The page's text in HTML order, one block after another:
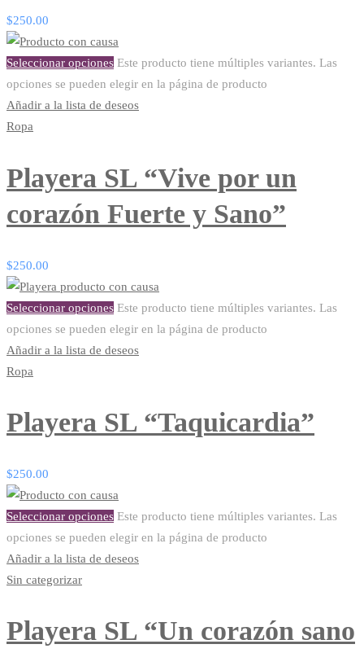
$250.00
Seleccionar opciones Este producto tiene múltiples variantes. Las
opciones se pueden elegir en la página de producto
Añadir a la lista de deseos
Ropa
Playera SL “Vive por un
corazón Fuerte y Sano”
$250.00
Seleccionar opciones Este producto tiene múltiples variantes. Las
opciones se pueden elegir en la página de producto
Añadir a la lista de deseos
Ropa
Playera SL “Taquicardia”
$250.00
Seleccionar opciones Este producto tiene múltiples variantes. Las
opciones se pueden elegir en la página de producto
Añadir a la lista de deseos
Sin categorizar
Playera SL “Un corazón sano